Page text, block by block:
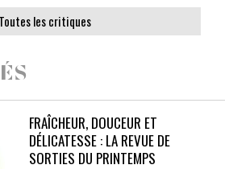
Toutes les critiques
FRAÎCHEUR, DOUCEUR ET
DÉLICATESSE : LA REVUE DE
SORTIES DU PRINTEMPS